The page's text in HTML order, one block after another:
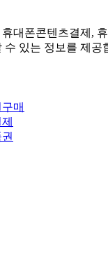
대폰콘텐츠결제,
수 있는 정보를 제공
매